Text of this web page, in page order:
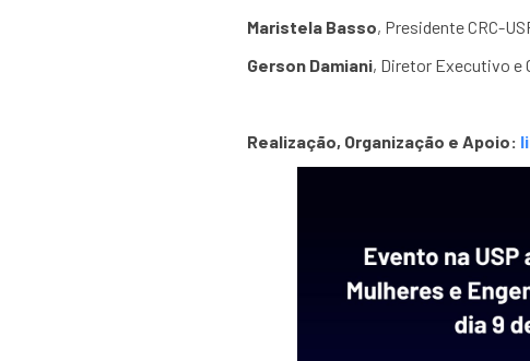
Maristela Basso, Presidente CRC-
Gerson Damiani, Diretor Executivo e
Realização, Organização e Apoio: